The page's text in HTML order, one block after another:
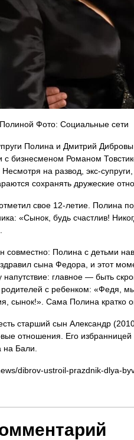
Фото: Социальные сети
Полина и Дмитрий
с бизнесменом Романом
на развод, экс-
сохранять дружеские
свое 12-летие. Полина
«Сынок, будь счастлив!
совместно: Полина с детьми
сына Федора, и этот
главное — быть
родителей с ребенком: «Федя,
сынок!». Сама Полина кратко
старший сын Александр
отношения. Его избранницей
на Бали.
dibrov-ustroil-prazdnik-dlya-